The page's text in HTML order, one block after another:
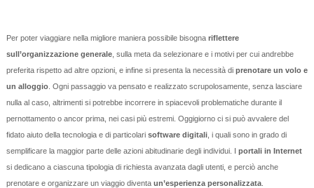
Per poter viaggiare nella migliore maniera possibile bisognariflettere
sull’organizzazione generale, sulla meta da selezionare e i motivi per cui andrebbe
preferita rispetto ad altre opzioni, e infine si presenta la necessità di prenotare un volo e
un alloggio. Ogni passaggio va pensato e realizzato scrupolosamente, senza lasciare
nulla al caso, altrimenti si potrebbe incorrere in spiacevoli problematiche durante il
pernottamento o ancor prima, nei casi più estremi. Oggigiorno ci si può avvalere del
fidato aiuto della tecnologia e di particolari software digitali, i quali sono in grado di
semplificare la maggior parte delle azioni abitudinarie degli individui. I portali in Internet
si dedicano a ciascuna tipologia di richiesta avanzata dagli utenti, e perciò anche
prenotare e organizzare un viaggio diventa un’esperienza personalizzata.